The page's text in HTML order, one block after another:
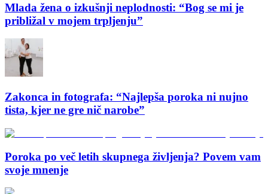
Mlada žena o izkušnji neplodnosti: “Bog se mi je
približal v mojem trpljenju”
Zakonca in fotografa: “Najlepša poroka ni nujno
tista, kjer ne gre nič narobe”
Poroka po več letih skupnega življenja? Povem vam
svoje mnenje